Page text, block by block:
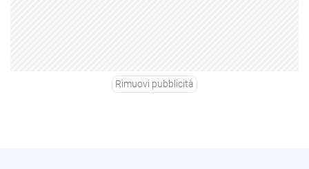
Rimuovi pubblicità